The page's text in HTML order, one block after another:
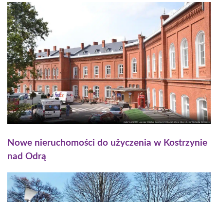
Nowe nieruchomości do użyczenia w Kostrzynie
nad Odrą